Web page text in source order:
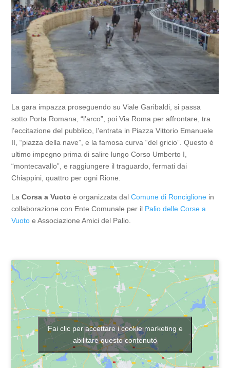
La gara impazza proseguendo su Viale Garibaldi, si passa
sotto Porta Romana, “l’arco”, poi Via Roma per affrontare, tra
l’eccitazione del pubblico, l’entrata in Piazza Vittorio Emanuele
II, “piazza della nave”, e la famosa curva “del gricio”. Questo è
ultimo impegno prima di salire lungo Corso Umberto I,
“montecavallo”, e raggiungere il traguardo, fermati dai
Chiappini, quattro per ogni Rione.
LaCorsa a Vuoto è organizzata dalComune di Ronciglione in
collaborazione con Ente Comunale per il Palio delle Corse a
Vuoto e Associazione Amici del Palio.
Fai clic per accettare i cookie marketing e
abilitare questo contenuto